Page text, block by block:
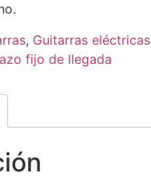
, Guitarras eléctricas
fijo de llegada